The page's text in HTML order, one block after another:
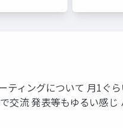
ティングについて 月1ぐ
交流 発表等もゆるい感